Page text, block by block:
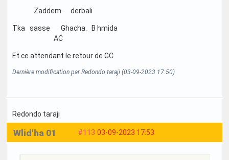
Zaddem. derbali
Tka sasse Ghacha. B hmida
AC
Et ce attendant le retour de GC.
Dernière modification par Redondo taraji (03-09-2023 17:50)
Redondo taraji
#113 03-09-2023 17:53
Wlid'ha 01